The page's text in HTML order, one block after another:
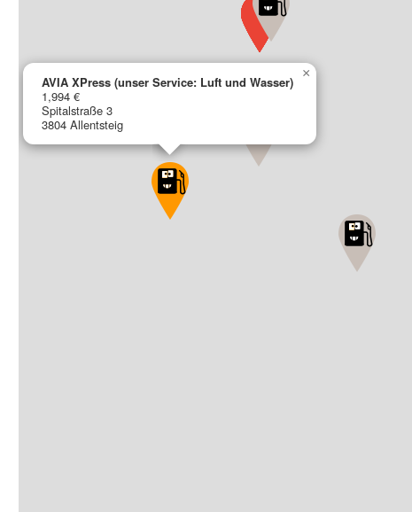
AVIA XPress (unser Service: Luft und Wasser)
1,994 €
Spitalstraße 3
3804 Allentsteig
×